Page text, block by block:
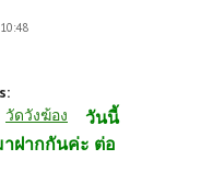
วัดวังฆ้อง
วันนี้
ฝากกันค่ะ ต่อ